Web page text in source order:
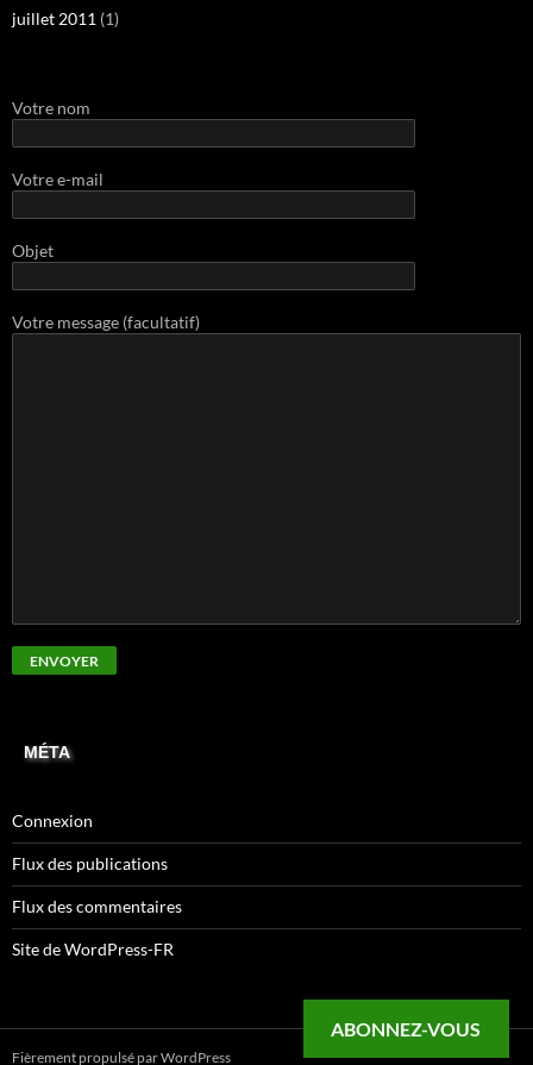
juillet 2011 (1)
Votre nom
Votre e-mail
Objet
Votre message (facultatif)
MÉTA
Connexion
Flux des publications
Flux des commentaires
Site de WordPress-FR
Fièrement propulsé par WordPress
ABONNEZ-VOUS